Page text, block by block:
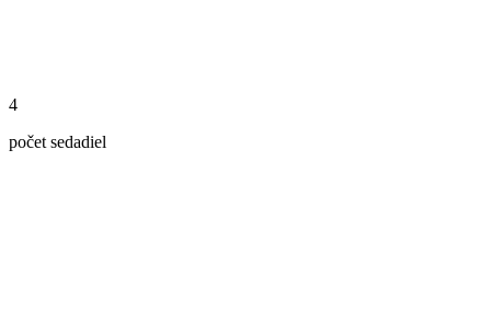
4
počet sedadiel